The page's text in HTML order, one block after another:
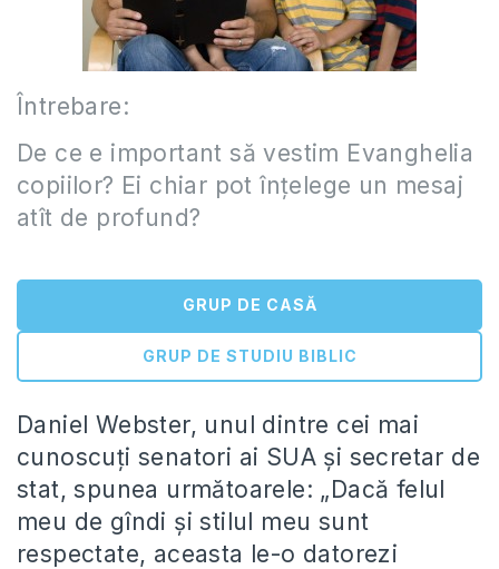
Întrebare:
De ce e important să vestim Evanghelia
copiilor? Ei chiar pot înțelege un mesaj
atît de profund?
GRUP DE CASĂ
GRUP DE STUDIU BIBLIC
Daniel Webster, unul dintre cei mai
cunoscuți senatori ai SUA și secretar de
stat, spunea următoarele: „Dacă felul
meu de gîndi și stilul meu sunt
respectate, aceasta le-o datorezi